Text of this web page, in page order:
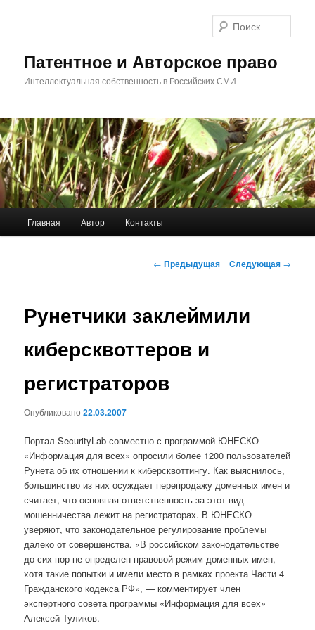
Патентное и Авторское право
Интеллектуальная собственность в Российских СМИ
Главная Автор Контакты
Навигация
← Предыдущая Следующая →
Рунетчики заклеймили
киберсквоттеров и
регистраторов
Опубликовано22.03.2007
Портал SecurityLab совместно с программой ЮНЕСКО
«Информация для всех» опросили более 1200 пользователей
Рунета об их отношении к киберсквоттингу. Как выяснилось,
большинство из них осуждает перепродажу доменных имен и
считает, что основная ответственность за этот вид
мошенничества лежит на регистраторах. В ЮНЕСКО
уверяют, что законодательное регулирование проблемы
далеко от совершенства. «В российском законодательстве
до сих пор не определен правовой режим доменных имен,
хотя такие попытки и имели место в рамках проекта Части 4
Гражданского кодекса РФ», — комментирует член
экспертного совета программы «Информация для всех»
Алексей Туликов.